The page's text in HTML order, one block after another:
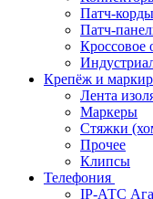
Патч-
Патч-
Кроссовое
Крепёж и
Лента
Маркеры
Стяжки
Прочее
Клипсы
Телефония
IP-АТС